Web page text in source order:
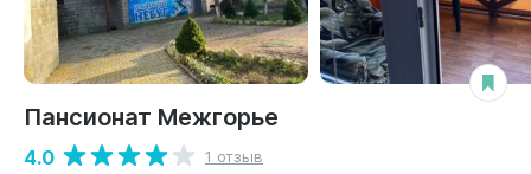
Пансионат Межгорье
4.0 1 отзыв